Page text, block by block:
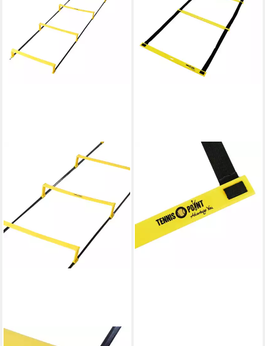
TENNIS-POINT
Koordinationsleiter Laufleiter
34,90 €
lieferbar - in 2-3 Werktagen bei dir